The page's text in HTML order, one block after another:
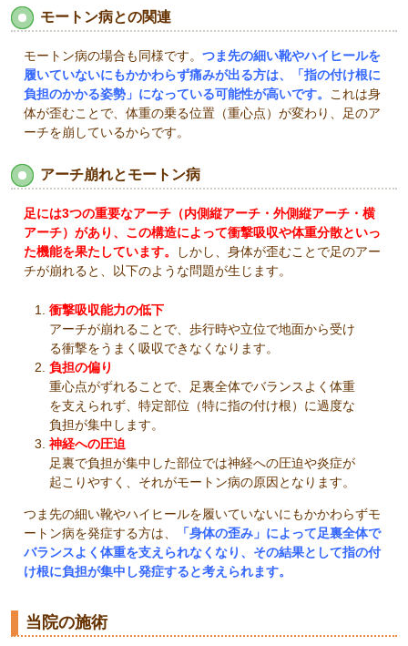
モートン病との関連
モートン病の場合も同様です。 つま先の細い靴やハイヒールを
履いていないにもかかわらず痛みが出る方は、「指の付け根に
負担のかかる姿勢」になっている可能性が高いです。
これは身
体が歪むことで、体重の乗る位置（重心点）が変わり、足のア
ーチを崩しているからです。
アーチ崩れとモートン病
足には3つの重要なアーチ（内側縦アーチ・外側縦アーチ・横
アーチ）があり、この構造によって衝撃吸収や体重分散といっ
た機能を果たしています。
しかし、身体が歪むことで足のアー
チが崩れると、以下のような問題が生じます。
衝撃吸収能力の低下
アーチが崩れることで、歩行時や立位で地面から受け
る衝撃をうまく吸収できなくなります。
負担の偏り
重心点がずれることで、足裏全体でバランスよく体重
を支えられず、特定部位（特に指の付け根）に過度な
負担が集中します。
神経への圧迫
足裏で負担が集中した部位では神経への圧迫や炎症が
起こりやすく、それがモートン病の原因となります。
つま先の細い靴やハイヒールを履いていないにもかかわらずモ
ートン病を発症する方は、
「身体の歪み」によって足裏全体で
バランスよく体重を支えられなくなり、その結果として指の付
け根に負担が集中し発症すると考えられます。
当院の施術